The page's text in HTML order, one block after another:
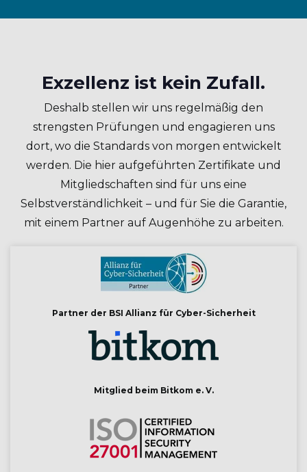
Exzellenz ist kein Zufall.
Deshalb stellen wir uns regelmäßig den
strengsten Prüfungen und engagieren uns
dort, wo die Standards von morgen entwickelt
werden. Die hier aufgeführten Zertifikate und
Mitgliedschaften sind für uns eine
Selbstverständlichkeit – und für Sie die Garantie,
mit einem Partner auf Augenhöhe zu arbeiten.
Partner der BSI Allianz für Cyber-Sicherheit
Mitglied beim Bitkom e. V.